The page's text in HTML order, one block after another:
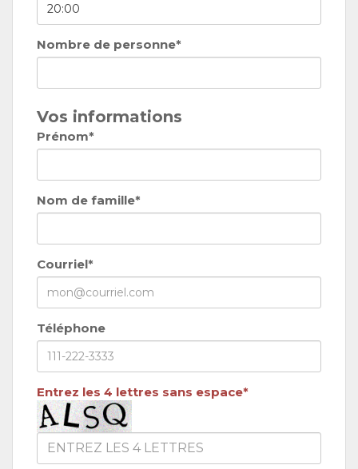
Nombre de personne*
Vos informations
Prénom*
Nom de famille*
Courriel*
Téléphone
Entrez les 4 lettres sans espace*